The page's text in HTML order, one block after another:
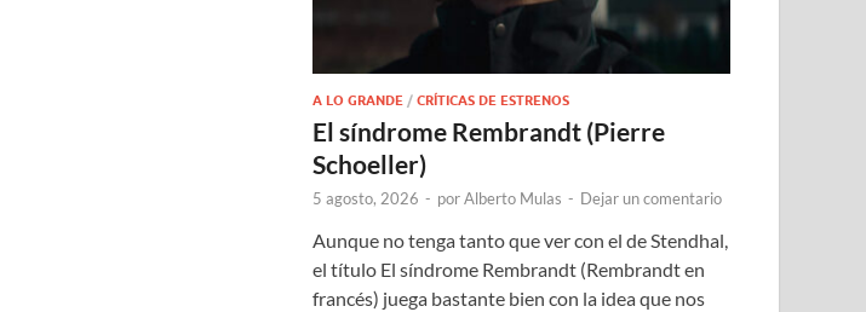
A LO GRANDE /CRÍTICAS DE ESTRENOS
El síndrome Rembrandt (Pierre
Schoeller)
5 agosto, 2026 - porAlberto Mulas - Dejar un comentario
Aunque no tenga tanto que ver con el de Stendhal,
el título El síndrome Rembrandt (Rembrandt en
francés) juega bastante bien con la idea que nos